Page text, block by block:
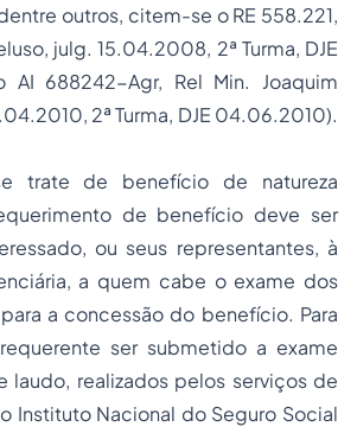
outros, citem-se o RE 558.221,
julg. 15.04.2008, 2ª Turma, DJE
688242-Agr, Rel Min. Joaquim
2ª Turma, DJE 04.06.2010).
trate de benefício de natureza
de benefício deve ser
ou seus representantes, à
a quem cabe o exame dos
a concessão do benefício. Para
ser submetido a exame
laudo, realizados pelos serviços de
Instituto Nacional do Seguro Social